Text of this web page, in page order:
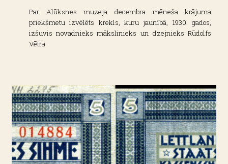
Par Alūksnes muzeja decembra mēneša krājuma
priekšmetu izvēlēts krekls, kuru jaunībā, 1930. gados,
izšuvis novadnieks mākslinieks un dzejnieks Rūdolfs
Vētra.